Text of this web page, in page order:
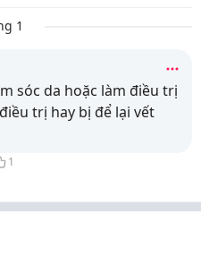
1
sóc da hoặc làm điều trị
trị hay bị để lại vết
1